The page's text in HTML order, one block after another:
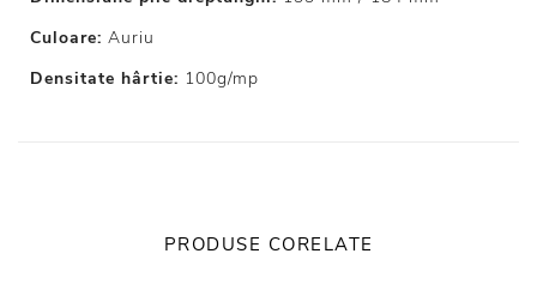
Culoare: Auriu
Densitate hârtie: 100g/mp
PRODUSE CORELATE